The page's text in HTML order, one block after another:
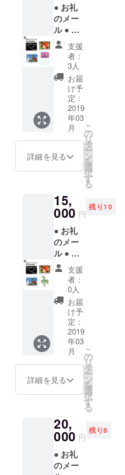
● お礼
のメー
ル ● ハ
イビス
カスの
写真集
（24
ペー
ジ）
● ハイ
ビスカ
スの写
真集
（32
ペー
ジ） ●
WAY特
別カレ
ンダー
支援
者：
3人
お届
け予
定：
2019
年03
月
詳細を見る
こ
の
リ
タ
ー
ン
を
選
択
す
る
15,
000 円
残り10
● お礼
のメー
ル ● ハ
イビス
カスの
写真集
（24
ペー
ジ）
● ハイ
ビスカ
スの写
真集
（32
ペー
ジ） ●
リヤシ
の種子
30個
支援
者：
0人
お届
け予
定：
2019
年03
月
詳細を見る
こ
の
リ
タ
ー
ン
を
選
択
す
る
20,
000 円
残り8
● お礼
のメー